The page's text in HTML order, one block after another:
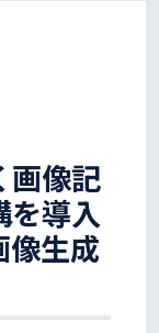
画像記
を導入
像生成